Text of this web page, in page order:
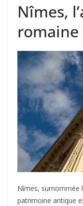
Nîmes,
romaine
Nîmes, surnommée
patrimoine antique